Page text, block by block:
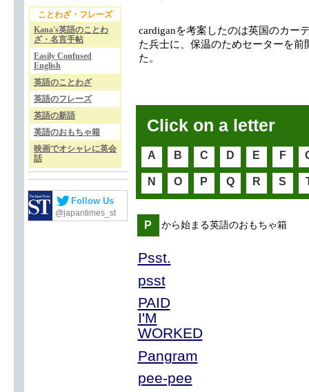
ことわざ・フレーズ
Kana's英語のことわ
ざ・名言手帖
Easily Confused
English
英語のことわざ
英語のフレーズ
英語の新語
英語のおもちゃ箱
映画でオシャレに英会
話
Follow Us
@japantimes_st
cardiganを考案したのは英国のカー
た兵士に、保温のためセーターを
た。
Click on a letter
A B C D E F
N O P Q R S
P から始まる英語のおもちゃ箱
Psst.
psst
PAID
I'M
WORKED
Pangram
pee-pee